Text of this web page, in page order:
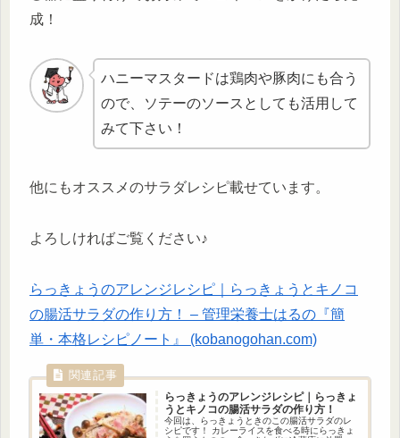
成！
ハニーマスタードは鶏肉や豚肉にも合う
ので、ソテーのソースとしても活用して
みて下さい！
他にもオススメのサラダレシピ載せています。
よろしければご覧ください♪
らっきょうのアレンジレシピ｜らっきょうとキノコ
の腸活サラダの作り方！ – 管理栄養士はるの『簡
単・本格レシピノート』 (kobanogohan.com)
らっきょうのアレンジレシピ｜らっきょ
うとキノコの腸活サラダの作り方！
今回は、らっきょうときのこの腸活サラダのレ
シピです！ カレーライスを食べる時にらっきょ